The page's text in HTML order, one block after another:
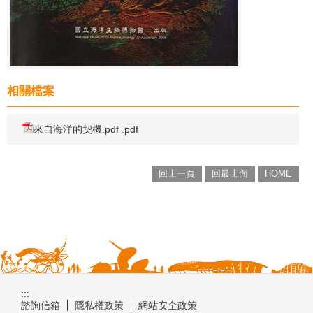
相關檔案
來自海洋的契機.pdf .pdf
回上一頁 回最上面 HOME
:::
諮詢信箱
隱私權政策 網站安全政策